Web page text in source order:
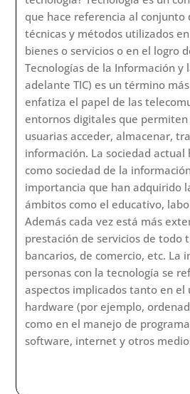
DESCARGA
La Interacción con
Vigara Cerrato,Ángela• Delgado
Istúriz, Cristina •Vázquez
Castilla Álvarez, Lucía•Regatos
Accesibilidad
Esta ficha forma parte de la
accesibilidad cognitiva por
cognitiva se encuentra incluida
tecnología? Tecnología es un